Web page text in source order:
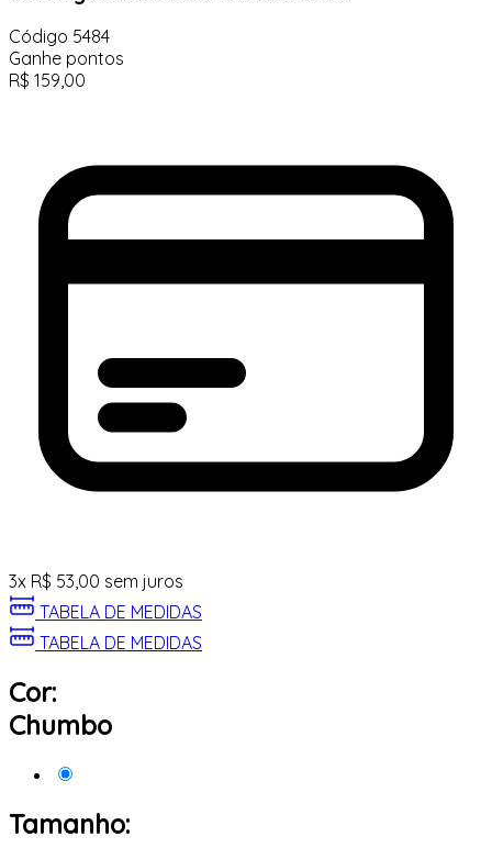
Código 5484
Ganhe pontos
R$ 159,00
3x R$ 53,00 sem juros
TABELA DE MEDIDAS
TABELA DE MEDIDAS
Cor:
Chumbo
Tamanho: